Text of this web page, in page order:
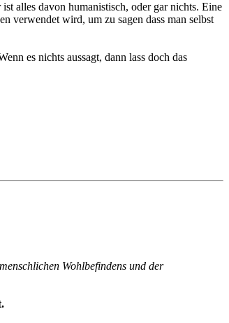
alles davon humanistisch, oder gar nichts. Eine
verwendet wird, um zu sagen dass man selbst
es nichts aussagt, dann lass doch das
Wohlbefindens und der